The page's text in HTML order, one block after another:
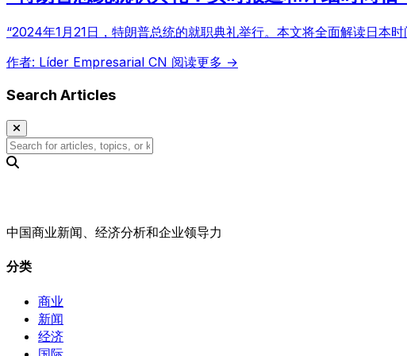
“2024年1月21日，特朗普总统的就职典礼举行。本文将全面解读日本
作者: Líder Empresarial CN 阅读更多 →
Search Articles
中国商业新闻、经济分析和企业领导力
分类
商业
新闻
经济